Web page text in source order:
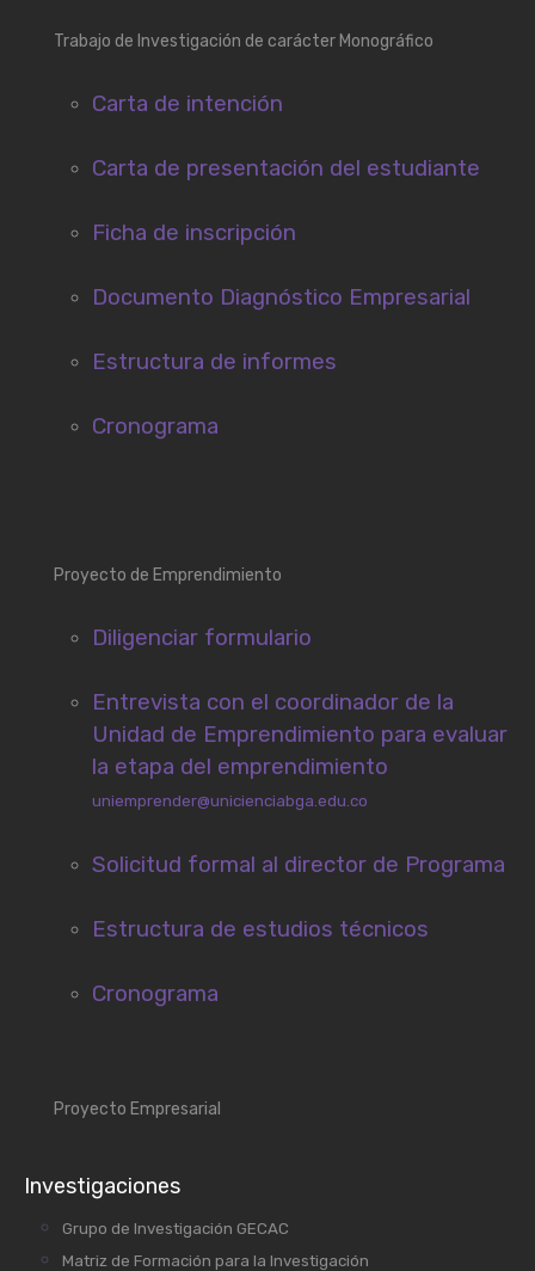
Trabajo de Investigación de carácter Monográfico
Carta de intención
Carta de presentación del estudiante
Ficha de inscripción
Documento Diagnóstico Empresarial
Estructura de informes
Cronograma
Proyecto de Emprendimiento
Diligenciar formulario
Entrevista con el coordinador de la
Unidad de Emprendimiento para evaluar
la etapa del emprendimiento
uniemprender@unicienciabga.edu.co
Solicitud formal al director de Programa
Estructura de estudios técnicos
Cronograma
Proyecto Empresarial
Investigaciones
Grupo de Investigación GECAC
Matriz de Formación para la Investigación